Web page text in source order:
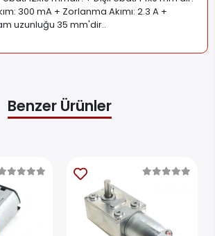
300 mA + Zorlanma Akımı: 2.3 A +
uzunluğu 35 mm'dir..
Benzer Ürünler